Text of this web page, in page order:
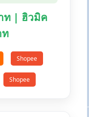
ท | ฮิวมิค
ท
Shopee
Shopee